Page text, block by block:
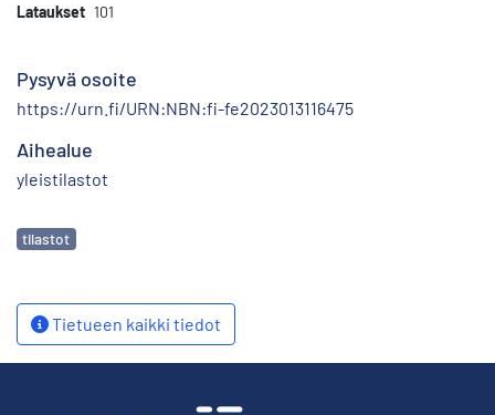
Lataukset 101
Pysyvä osoite
https://urn.fi/URN:NBN:fi-fe2023013116475
Aihealue
yleistilastot
Avainsanat
tilastot
Tietueen kaikki tiedot